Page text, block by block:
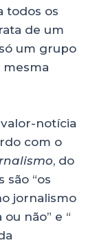
todos os
de um
um grupo
notícia
com o
, do
são “os
jornalismo
não” e “